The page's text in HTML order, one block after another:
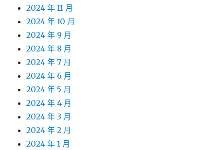
2024 年 11 月
2024 年 10 月
2024 年 9 月
2024 年 8 月
2024 年 7 月
2024 年 6 月
2024 年 5 月
2024 年 4 月
2024 年 3 月
2024 年 2 月
2024 年 1 月